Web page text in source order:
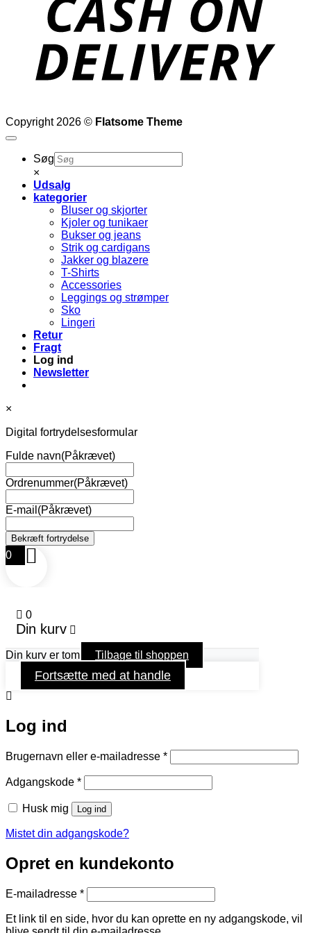
Copyright 2026 © Flatsome Theme
Søg
×
Udsalg
kategorier
Bluser og skjorter
Kjoler og tunikaer
Bukser og jeans
Strik og cardigans
Jakker og blazere
T-Shirts
Accessories
Leggings og strømper
Sko
Lingeri
Retur
Fragt
Log ind
Newsletter
×
Digital fortrydelsesformular
Fulde navn(Påkrævet)
Ordrenummer(Påkrævet)
E-mail (Påkrævet)
0
0
Din kurv
Din kurv er tom Tilbage til shoppen
Fortsætte med at handle
Log ind
Brugernavn eller e-mailadresse *Påkrævet
Adgangskode *Påkrævet
Husk mig Log ind
Mistet din adgangskode?
Opret en kundekonto
E-mailadresse *Påkrævet
Et link til en side, hvor du kan oprette en ny adgangskode, vil